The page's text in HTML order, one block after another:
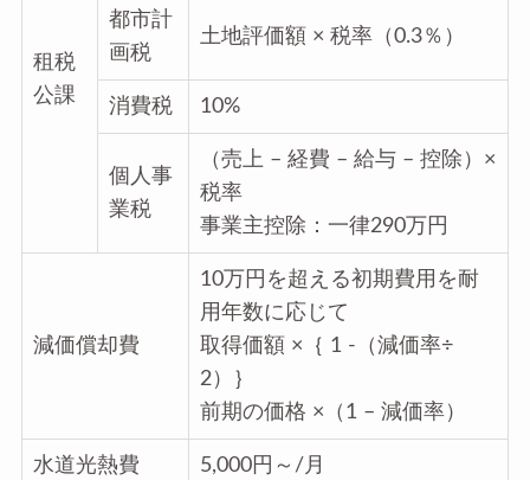
租税
公課
都市計
画税
土地評価額 × 税率（0.3％）
消費税 10%
個人事
業税
（売上 – 経費 – 給与 – 控除）×
税率
事業主控除：一律290万円
減価償却費
10万円を超える初期費用を耐
用年数に応じて
取得価額 ×｛ 1 -（減価率÷
2）｝
前期の価格 ×（1 – 減価率）
水道光熱費 5,000円～/月